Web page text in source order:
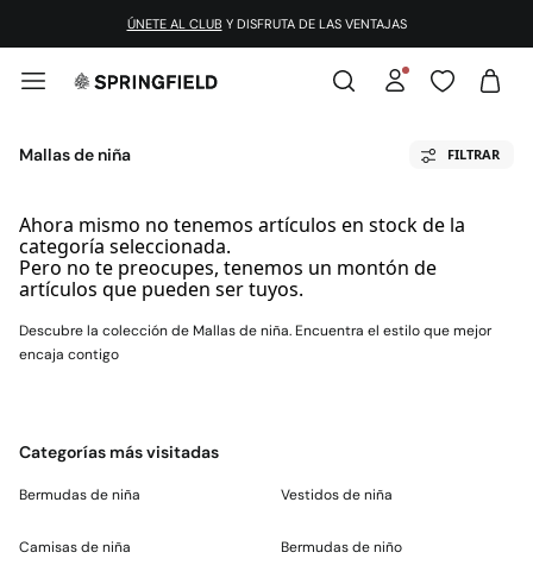
ÚNETE AL CLUB Y DISFRUTA DE LAS VENTAJAS
Mallas de niña FILTRAR
Ahora mismo no tenemos artículos en stock de la
categoría seleccionada.
Pero no te preocupes, tenemos un montón de
artículos que pueden ser tuyos.
Descubre la colección de Mallas de niña. Encuentra el estilo que mejor
encaja contigo
Categorías más visitadas
Bermudas de niña
Camisas de niña
Vestidos de niña
Bermudas de niño